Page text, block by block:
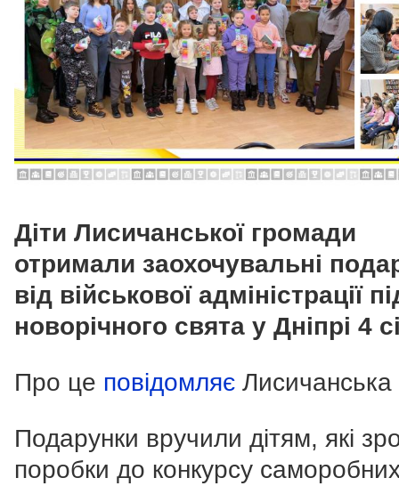
Діти Лисичанської громади
отримали заохочувальні
від військової адміністрації
новорічного свята у Дніпрі 4
Про це повідомляє
Подарунки вручили дітям, які
поробки до конкурсу